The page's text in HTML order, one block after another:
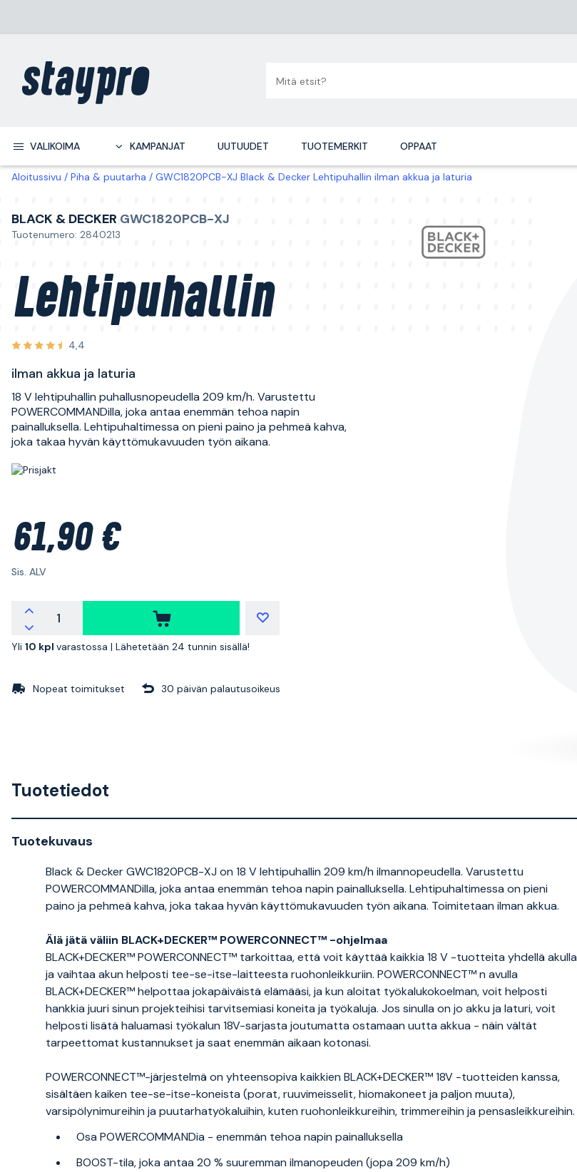
VALIKOIMA KAMPANJAT UUTUUDET TUOTEMERKIT OPPAAT
Aloitussivu Piha & puutarha GWC1820PCB-XJ Black & Decker Lehtipuhallin ilman akkua ja laturia
BLACK & DECKER GWC1820PCB-XJ
Tuotenumero: 2840213
Lehtipuhallin
4,4
ilman akkua ja laturia
18 V lehtipuhallin puhallusnopeudella 209 km/h. Varustettu
POWERCOMMANDilla, joka antaa enemmän tehoa napin
painalluksella. Lehtipuhaltimessa on pieni paino ja pehmeä kahva,
joka takaa hyvän käyttömukavuuden työn aikana.
61,90 €
Sis. ALV
Yli 10 kpl varastossa | Lähetetään 24 tunnin sisällä!
Nopeat toimitukset 30 päivän palautusoikeus
Tuotetiedot
Tuotekuvaus
Black & Decker GWC1820PCB-XJ on 18 V lehtipuhallin 209 km/h ilmannopeudella. Varustettu
POWERCOMMANDilla, joka antaa enemmän tehoa napin painalluksella. Lehtipuhaltimessa on pieni
paino ja pehmeä kahva, joka takaa hyvän käyttömukavuuden työn aikana. Toimitetaan ilman akkua.
Älä jätä väliin BLACK+DECKER™ POWERCONNECT™ -ohjelmaa
BLACK+DECKER™ POWERCONNECT™ tarkoittaa, että voit käyttää kaikkia 18 V -tuotteita yhdellä akulla
ja vaihtaa akun helposti tee-se-itse-laitteesta ruohonleikkuriin. POWERCONNECT™ n avulla
BLACK+DECKER™ helpottaa jokapäiväistä elämääsi, ja kun aloitat työkalukokoelman, voit helposti
hankkia juuri sinun projekteihisi tarvitsemiasi koneita ja työkaluja. Jos sinulla on jo akku ja laturi, voit
helposti lisätä haluamasi työkalun 18V-sarjasta joutumatta ostamaan uutta akkua - näin vältät
tarpeettomat kustannukset ja saat enemmän aikaan kotonasi.
POWERCONNECT™-järjestelmä on yhteensopiva kaikkien BLACK+DECKER™ 18V -tuotteiden kanssa,
sisältäen kaiken tee-se-itse-koneista (porat, ruuvimeisselit, hiomakoneet ja paljon muuta),
varsipölynimureihin ja puutarhatyökaluihin, kuten ruohonleikkureihin, trimmereihin ja pensasleikkureihin.
Osa POWERCOMMANDia - enemmän tehoa napin painalluksella
BOOST-tila, joka antaa 20 % suuremman ilmanopeuden (jopa 209 km/h)